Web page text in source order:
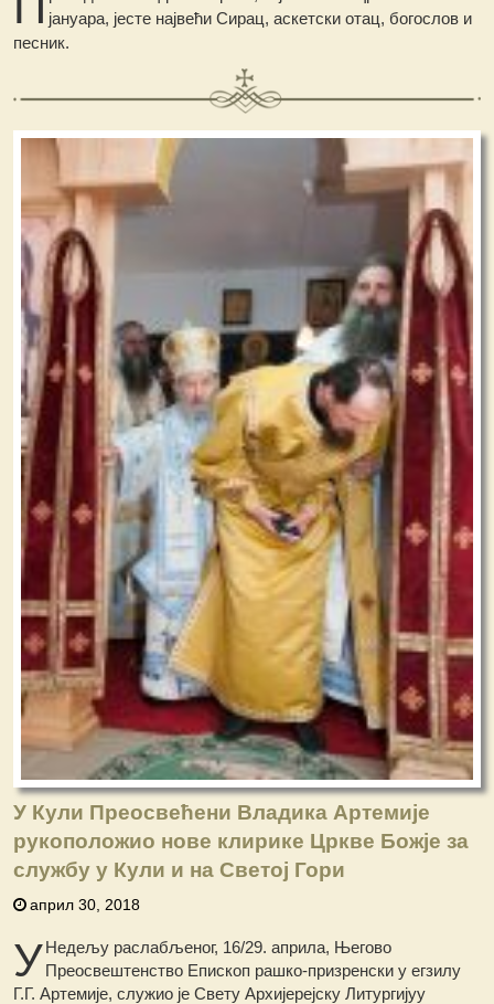
јануара, јесте највећи Сирац, аскетски отац, богослов и
песник.
У Кули Преосвећени Владика Артемије
рукоположио нове клирике Цркве Божје за
службу у Кули и на Светој Гори
април 30, 2018
УНедељу раслабљеног, 16/29. априла, Његово
Преосвештенство Епископ рашко-призренски у егзилу
Г.Г. Артемије, служио је Свету Архијерејску Литургијуу